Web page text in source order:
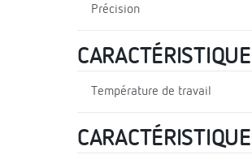
Précision
Température de travail